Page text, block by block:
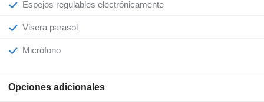
Espejos regulables electrónicamente
Visera parasol
Micrófono
Opciones adicionales